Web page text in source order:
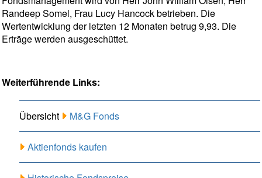
Randeep Somel, Frau Lucy Hancock betrieben. Die
Wertentwicklung der letzten 12 Monaten betrug 9,93. Die
Erträge werden ausgeschüttet.
Weiterführende Links:
Übersicht M&G Fonds
Aktienfonds kaufen